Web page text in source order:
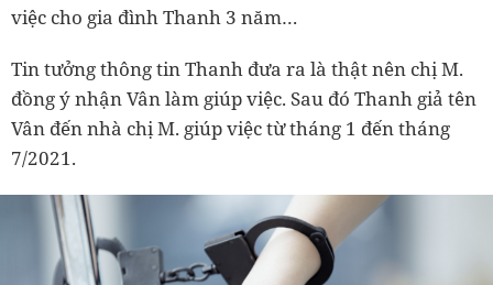
việc cho gia đình Thanh 3 năm…
Tin tưởng thông tin Thanh đưa ra là thật nên chị M.
đồng ý nhận Vân làm giúp việc. Sau đó Thanh giả tên
Vân đến nhà chị M. giúp việc từ tháng 1 đến tháng
7/2021.